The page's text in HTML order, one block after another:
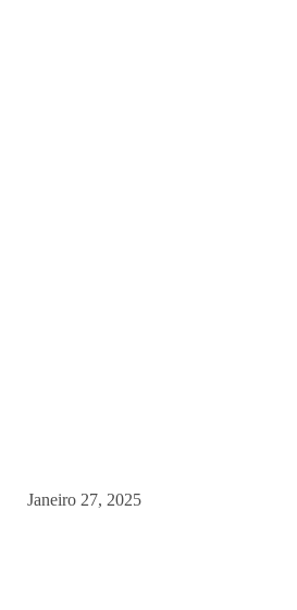
Janeiro 27, 2025